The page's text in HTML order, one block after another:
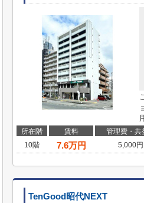
所在階 賃料 管理費・共
10階
7.6万円 5,000円
TenGood昭代NEXT